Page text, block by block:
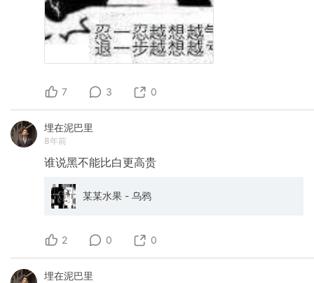
7 3 0
埋在泥巴里
8年前
谁说黑不能比白更高贵
某某水果 - 乌鸦
2 0 0
埋在泥巴里